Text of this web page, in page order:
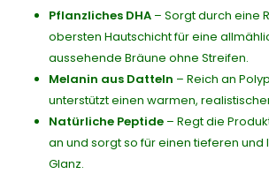
Pflanzliches DHA – Sorgt durch eine
obersten Hautschicht für eine
aussehende Bräune ohne Streifen.
Melanin aus Datteln – Reich an
unterstützt einen warmen,
Natürliche Peptide – Regt die
an und sorgt so für einen tieferen
Glanz.